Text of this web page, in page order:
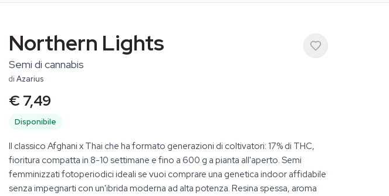
Northern Lights
Semi di cannabis
di Azarius
€ 7,49
Disponibile
Il classico Afghani x Thai che ha formato generazioni di coltivatori: 17% di THC,
fioritura compatta in 8-10 settimane e fino a 600 g a pianta all'aperto. Semi
femminizzati fotoperiodici ideali se vuoi comprare una genetica indoor affidabile
senza impegnarti con un'ibrida moderna ad alta potenza. Resina spessa, aroma